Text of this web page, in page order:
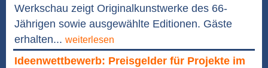
Werkschau zeigt Originalkunstwerke des 66-
Jährigen sowie ausgewählte Editionen. Gäste
erhalten... weiterlesen
Ideenwettbewerb: Preisgelder für Projekte im